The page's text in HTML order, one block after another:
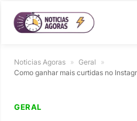
Noticias Agoras » Geral
»
Como ganhar mais curtidas no
GERAL